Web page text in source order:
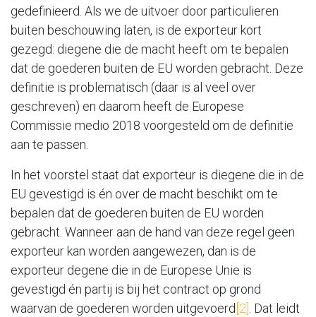
gedefinieerd. Als we de uitvoer door particulieren
buiten beschouwing laten, is de exporteur kort
gezegd: diegene die de macht heeft om te bepalen
dat de goederen buiten de EU worden gebracht. Deze
definitie is problematisch (daar is al veel over
geschreven) en daarom heeft de Europese
Commissie medio 2018 voorgesteld om de definitie
aan te passen.
In het voorstel staat dat exporteur is diegene die in de
EU gevestigd is én over de macht beschikt om te
bepalen dat de goederen buiten de EU worden
gebracht. Wanneer aan de hand van deze regel geen
exporteur kan worden aangewezen, dan is de
exporteur degene die in de Europese Unie is
gevestigd én partij is bij het contract op grond
waarvan de goederen worden uitgevoerd [2]
. Dat leidt